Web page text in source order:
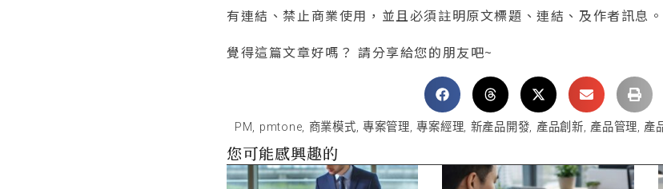
有連結、禁止商業使用，並且必須註明原文標題、連結、及作者訊息。
覺得這篇文章好嗎？ 請分享給您的朋友吧~
PM, pmtone, 商業模式,專案管理,專案經理, 新產品開發, 產品創新, 產品管理, 產
您可能感興趣的